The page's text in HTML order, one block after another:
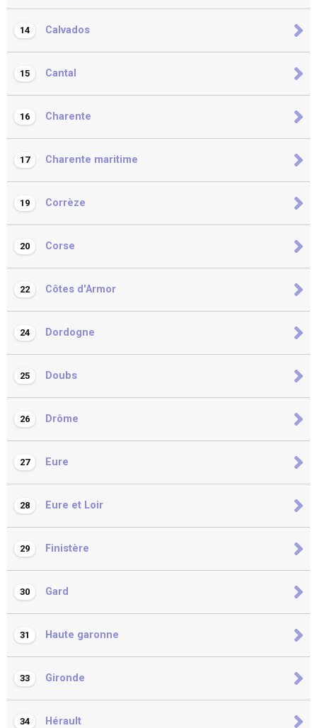
14 Calvados
15 Cantal
16 Charente
17 Charente maritime
19 Corrèze
20 Corse
22 Côtes d'Armor
24 Dordogne
25 Doubs
26 Drôme
27 Eure
28 Eure et Loir
29 Finistère
30 Gard
31 Haute garonne
33 Gironde
34 Hérault